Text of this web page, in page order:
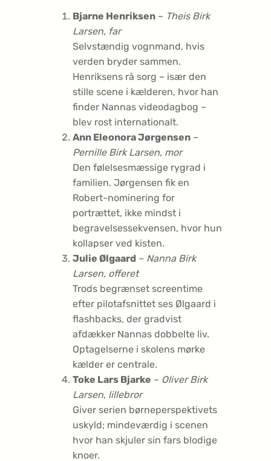
Bjarne Henriksen – Theis Birk
Larsen, far
Selvstændig vognmand, hvis
verden bryder sammen.
Henriksens rå sorg – især den
stille scene i kælderen, hvor han
finder Nannas videodagbog –
blev rost internationalt.
Ann Eleonora Jørgensen –
Pernille Birk Larsen, mor
Den følelsesmæssige rygrad i
familien. Jørgensen fik en
Robert-nominering for
portrættet, ikke mindst i
begravelsessekvensen, hvor hun
kollapser ved kisten.
Julie Ølgaard – Nanna Birk
Larsen, offeret
Trods begrænset screentime
efter pilotafsnittet ses Ølgaard i
flashbacks, der gradvist
afdækker Nannas dobbelte liv.
Optagelserne i skolens mørke
kælder er centrale.
Toke Lars Bjarke – Oliver Birk
Larsen, lillebror
Giver serien børneperspektivets
uskyld; mindeværdig i scenen
hvor han skjuler sin fars blodige
knoer.